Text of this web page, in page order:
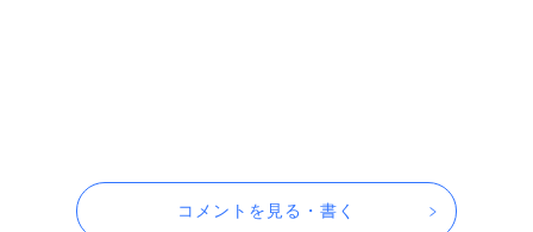
コメントを見る・書く